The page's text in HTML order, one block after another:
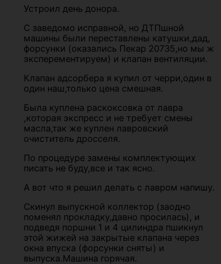
Устроил день донора.
С заведомо исправной, но ДТПшной
машины были переставлены катушки,дад,
форсунки (оказались Пекар 20735,но мы ж
эксперементируем) и клапан вентиляции.
Клапан адсорбера я купил от черри,один в
один наш,только цена смешная.
Была куплена раскоксовка от лавра
,которая экспресс и не требует смены
масла,так же куплен лавровский
очиститель дросселя.
По процедуре замены комплектующих
писать не буду,все и так ясно.
А вот что я решил делать с лавром напишу.
Скинул выпускной коллектор (заодно
поменял прокладку,давно просилась), и
подведя поршни 1 и 4 цилиндра пшикнул
этой жижей на закрытые клапана через
окна впуска (форсунки сняты) и
выпуска.Машина горячая.